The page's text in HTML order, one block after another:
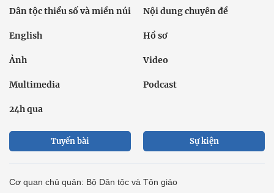
Dân tộc thiểu số và miền núi Nội dung chuyên đề
English Hồ sơ
Ảnh Video
Multimedia Podcast
24h qua
Tuyến bài Sự kiện
Cơ quan chủ quản: Bộ Dân tộc và Tôn giáo